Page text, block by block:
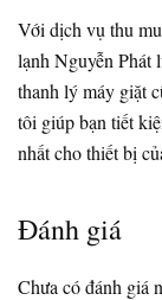
Với dịch vụ thu
lạnh Nguyễn Phát
thanh lý máy giặt
tôi giúp bạn tiết
nhất cho thiết bị
Đánh giá
Chưa có đánh giá